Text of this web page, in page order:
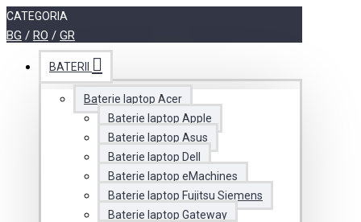
CATEGORIA
BG / RO / GR
BATERII
Baterie laptop Acer
Baterie laptop Apple
Baterie laptop Asus
Baterie laptop Dell
Baterie laptop eMachines
Baterie laptop Fujitsu Siemens
Baterie laptop Gateway